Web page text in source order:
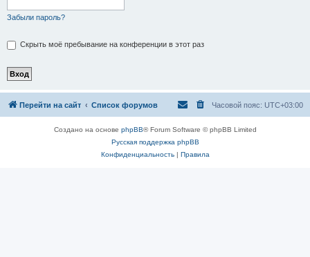
Забыли пароль?
Скрыть моё пребывание на конференции в этот раз
Перейти на сайт Список форумов Часовой пояс: UTC+03:00
Создано на основе phpBB® Forum Software © phpBB Limited
Русская поддержка phpBB
Конфиденциальность| Правила